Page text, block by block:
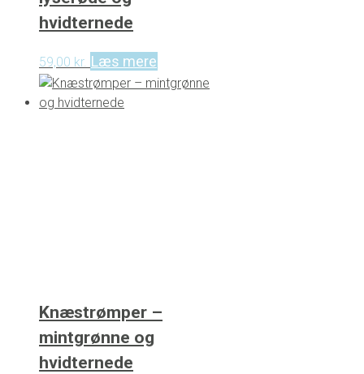
hvidternede
59,00 kr. Læs mere
Knæstrømper –
mintgrønne og
hvidternede